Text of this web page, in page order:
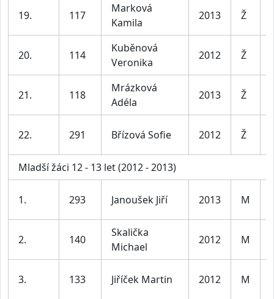
19. 117
Marková
Kamila
2013 Ž
20. 114
Kuběnová
Veronika
2012 Ž
21. 118
Mrázková
Adéla
2013 Ž
22. 291 Břízová Sofie 2012 Ž
Mladší žáci 12 - 13 let (2012 - 2013)
1. 293 Janoušek Jiří 2013 M
2. 140
Skalička
Michael
2012 M
3. 133 Jiříček Martin 2012 M